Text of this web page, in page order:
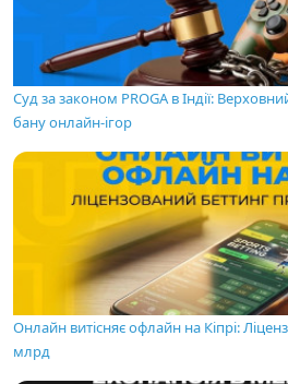
Суд за законом PROGA в Індії:
бану онлайн-ігор
Онлайн витісняє офлайн на Кіпрі:
млрд